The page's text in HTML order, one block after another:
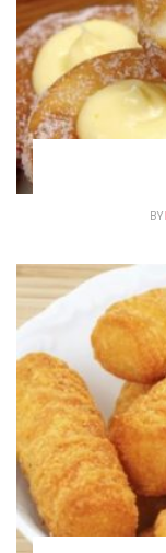
BY